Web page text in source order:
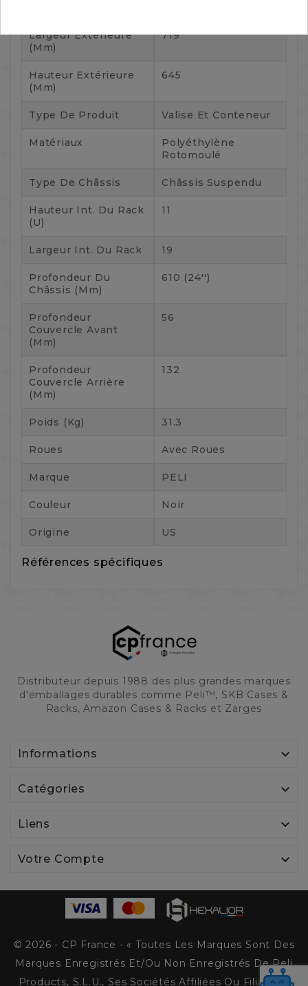
Largeur Extérieure
(mm)
719
Hauteur Extérieure
(mm)
645
Type De Produit Valise Et Conteneur
Matériaux
Polyéthylène
Rotomoulé
Type De Châssis Châssis Suspendu
Hauteur Int. Du Rack
(U)
11
Largeur Int. Du Rack 19
Profondeur Du
Châssis (mm)
610 (24'')
Profondeur
Couvercle Avant
(mm)
56
Profondeur
Couvercle Arrière
(mm)
132
Poids (kg) 31.3
Roues Avec Roues
Marque PELI
Couleur Noir
Origine US
Références spécifiques
Distributeur depuis 1988 des plus grandes marques
d'emballages durables comme Peli™, SKB Cases &
Racks, Amazon Cases & Racks et Zarges
Informations 
Catégories 
Liens 
Votre Compte 
© 2026 - CP France - « Toutes Les Marques Sont Des
Marques Enregistrés Et/ou Non Enregistrés De Peli
Products, S.L.U., Ses Sociétés Affiliées Ou Filiales. »